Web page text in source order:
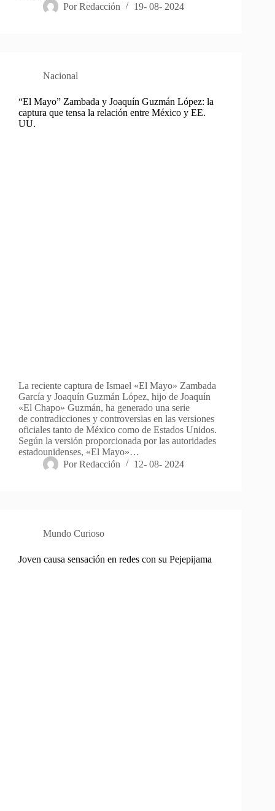
Por Redacción 19- 08- 2024
Nacional
“El Mayo” Zambada y Joaquín Guzmán López: la
captura que tensa la relación entre México y EE.
UU.
La reciente captura de Ismael «El Mayo» Zambada
García y Joaquín Guzmán López, hijo de Joaquín
«El Chapo» Guzmán, ha generado una serie
de contradicciones y controversias en las versiones
oficiales tanto de México como de Estados Unidos.
Según la versión proporcionada por las autoridades
estadounidenses, «El Mayo»…
Por Redacción 12- 08- 2024
Mundo Curioso
Joven causa sensación en redes con su Pejepijama